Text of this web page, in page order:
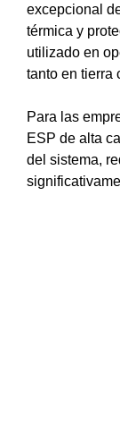
excepcional
térmica y
utilizado en
tanto en tierra
Para las
ESP de alta
del sistema,